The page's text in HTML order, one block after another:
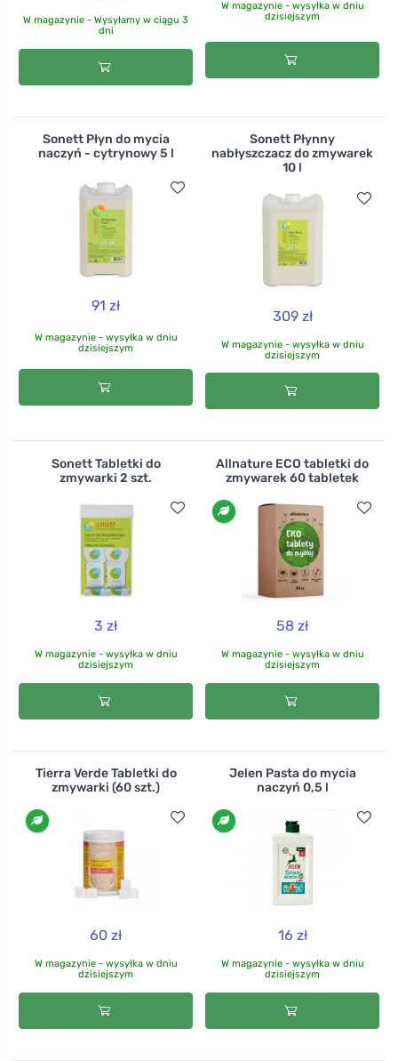
W magazynie - Wysyłamy w ciągu 3
dni
W magazynie - wysyłka w dniu
dzisiejszym
Sonett Płyn do mycia
naczyń - cytrynowy 5 l
91 zł
W magazynie - wysyłka w dniu
dzisiejszym
Sonett Płynny
nabłyszczacz do zmywarek
10 l
309 zł
W magazynie - wysyłka w dniu
dzisiejszym
Sonett Tabletki do
zmywarki 2 szt.
3 zł
W magazynie - wysyłka w dniu
dzisiejszym
Allnature ECO tabletki do
zmywarek 60 tabletek
58 zł
W magazynie - wysyłka w dniu
dzisiejszym
Tierra Verde Tabletki do
zmywarki (60 szt.)
60 zł
W magazynie - wysyłka w dniu
dzisiejszym
Jelen Pasta do mycia
naczyń 0,5 l
16 zł
W magazynie - wysyłka w dniu
dzisiejszym